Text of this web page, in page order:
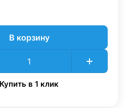
В корзину
Купить в 1 клик